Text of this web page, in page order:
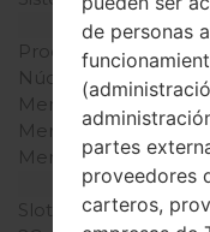
Procesador
Núcleos de UCP
Memoria RAM
Memoria interna
Memoria externa
Slot de tarjeta
de personas
partes
proveedores
carteros,